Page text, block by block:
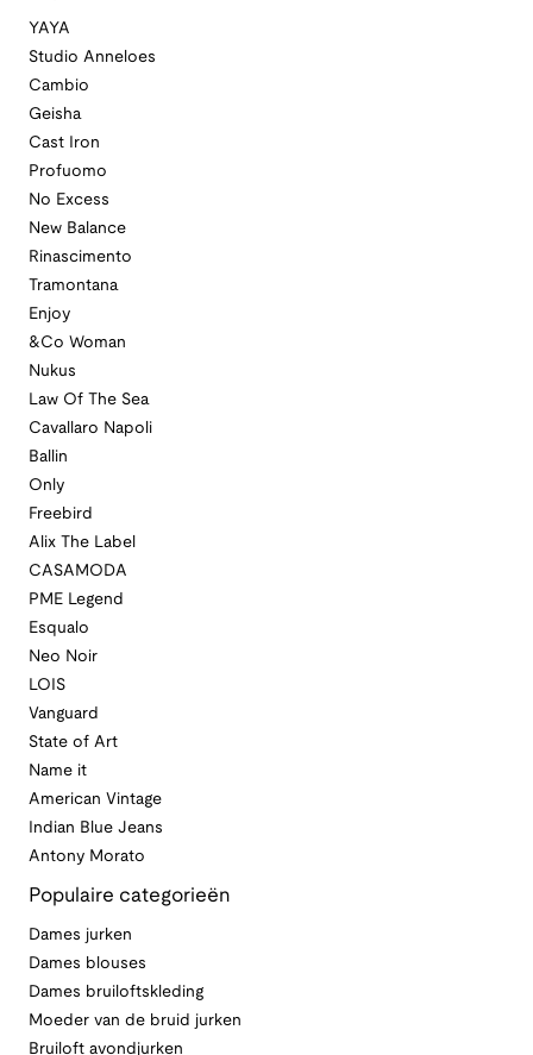
YAYA
Studio Anneloes
Cambio
Geisha
Cast Iron
Profuomo
No Excess
New Balance
Rinascimento
Tramontana
Enjoy
&Co Woman
Nukus
Law Of The Sea
Cavallaro Napoli
Ballin
Only
Freebird
Alix The Label
CASAMODA
PME Legend
Esqualo
Neo Noir
LOIS
Vanguard
State of Art
Name it
American Vintage
Indian Blue Jeans
Antony Morato
Populaire categorieën
Dames jurken
Dames blouses
Dames bruiloftskleding
Moeder van de bruid jurken
Bruiloft avondjurken